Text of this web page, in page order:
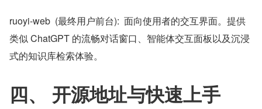
ruoyi-web  (最终用户前台):  面向使用者的交互界面。提供
类似 ChatGPT 的流畅对话窗口、智能体交互面板以及沉浸
式的知识库检索体验。
四、 开源地址与快速上手